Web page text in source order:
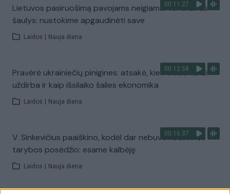
00:11:27
Lietuvos pasiruošimą pavojams neigiamai vertinantis
šaulys: nustokime apgaudinėti save
Laidos Nauja diena
00:12:58
Pravėrė ukrainiečių pinigines: atsakė, kiek vidutiniškai
uždirba ir kaip išsilaiko šalies ekonomika
Laidos Nauja diena
00:16:37
V. Sinkevičius paaiškino, kodėl dar nebuvo Koalicinės
tarybos posėdžio: esame kalbėję
Laidos Nauja diena